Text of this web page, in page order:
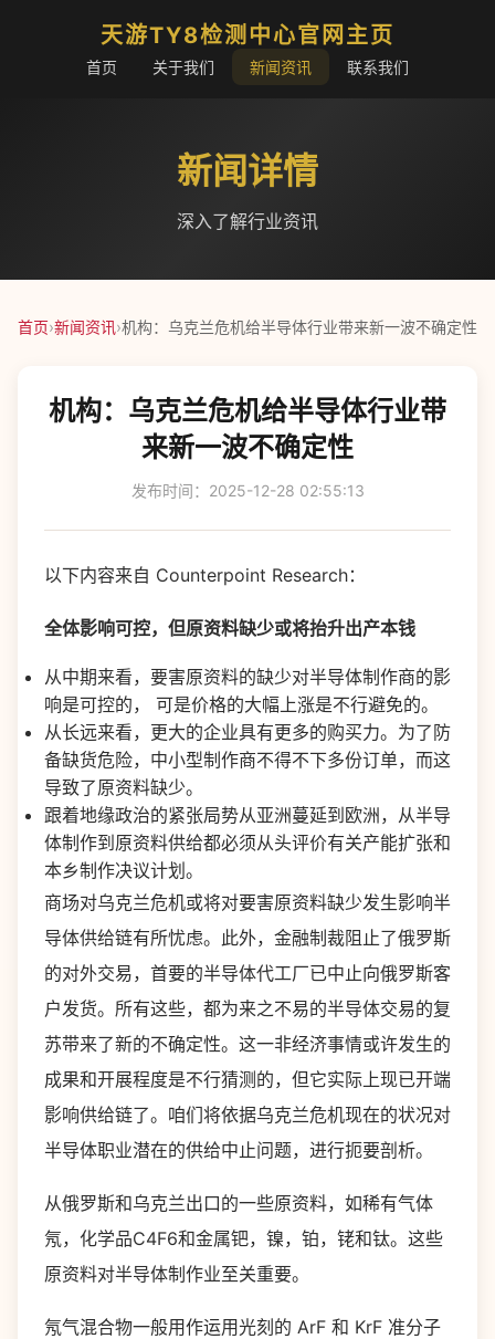
天游TY8检测中心官网主页
首页 关于我们 新闻资讯 联系我们
新闻详情
深入了解行业资讯
首页›新闻资讯›机构：乌克兰危机给半导体行业带来新一波不确定性
机构：乌克兰危机给半导体行业带
来新一波不确定性
发布时间：2025-12-28 02:55:13
以下内容来自 Counterpoint Research：
全体影响可控，但原资料缺少或将抬升出产本钱
从中期来看，要害原资料的缺少对半导体制作商的影
响是可控的， 可是价格的大幅上涨是不行避免的。
从长远来看，更大的企业具有更多的购买力。为了防
备缺货危险，中小型制作商不得不下多份订单，而这
导致了原资料缺少。
跟着地缘政治的紧张局势从亚洲蔓延到欧洲，从半导
体制作到原资料供给都必须从头评价有关产能扩张和
本乡制作决议计划。
商场对乌克兰危机或将对要害原资料缺少发生影响半
导体供给链有所忧虑。此外，金融制裁阻止了俄罗斯
的对外交易，首要的半导体代工厂已中止向俄罗斯客
户发货。所有这些，都为来之不易的半导体交易的复
苏带来了新的不确定性。这一非经济事情或许发生的
成果和开展程度是不行猜测的，但它实际上现已开端
影响供给链了。咱们将依据乌克兰危机现在的状况对
半导体职业潜在的供给中止问题，进行扼要剖析。
从俄罗斯和乌克兰出口的一些原资料，如稀有气体
氖，化学品C4F6和金属钯，镍，铂，铑和钛。这些
原资料对半导体制作业至关重要。
氖气混合物一般用作运用光刻的 ArF 和 KrF 准分子